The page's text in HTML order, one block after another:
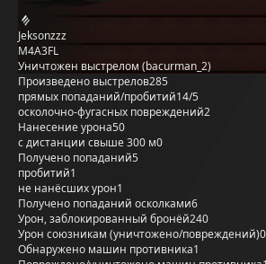
Jeksonzzz
M4A3FL
Уничтожен выстрелом (bacurman_2)
Произведено выстрелов285
прямых попаданий/пробитий14/5
осколочно-фугасных повреждений2
Нанесение урона50
с дистанции свыше 300 м0
Получено попаданий5
пробитий1
не нанёсших урон1
Получено попаданий осколками6
Урон, заблокированный бронёй240
Урон союзникам (уничтожено/повреждений)
Обнаружено машин противника1